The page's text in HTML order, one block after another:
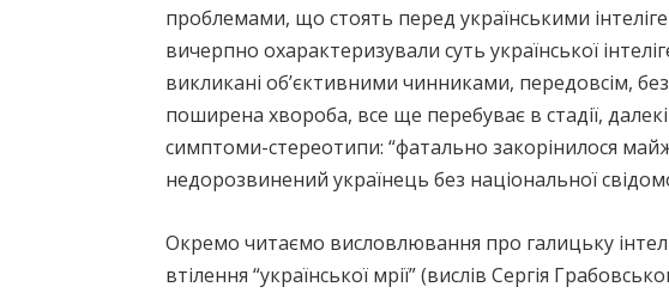
проблемами, що стоять перед українськими
вичерпно охарактеризували суть української
викликані об’єктивними чинниками, передовсім,
поширена хвороба, все ще перебуває в стадії,
симптоми-стереотипи: “фатально закорінилося
недорозвинений українець без національної
Окремо читаємо висловлювання про галицьку
втілення “української мрії” (вислів Сергія